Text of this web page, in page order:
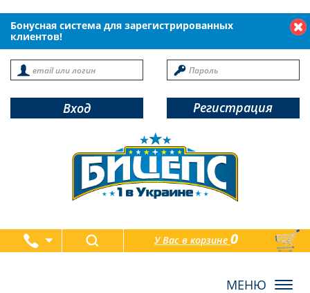
Бонусная система для зарегистрированных
клиентов!
Вход Регистрация
У Вас в корзине0
товаров